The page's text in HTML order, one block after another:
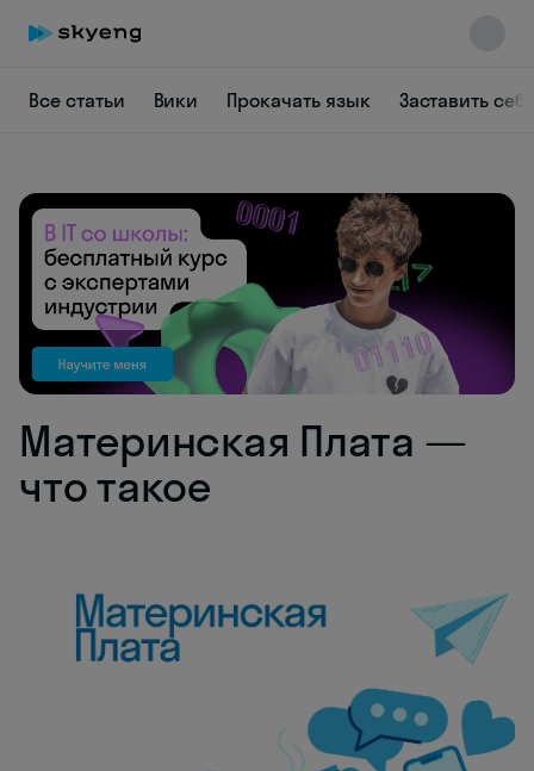
Все статьи Вики Прокачать язык Заставить
Материнская Плата —
что такое
Skyeng Chat
online